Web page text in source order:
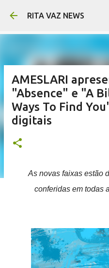
Pular para o
RITA VAZ NEWS
AMESLARI
"Absence" e "A
Ways To Find
digitais
As novas faixas estão
conferidas em todas